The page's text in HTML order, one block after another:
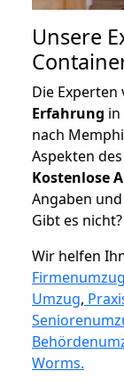
Unsere
Die
Erfahrung
nach
Aspekten
Kostenlose
Angaben
Gibt es
Wir helfen
Firmenumzug
Umzug,
Worms.